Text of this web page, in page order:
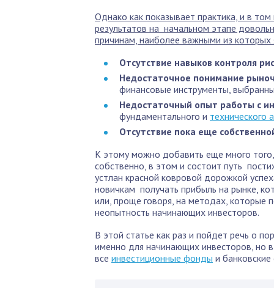
Однако как показывает практика, и в
результатов на начальном этапе
причинам, наиболее важными из которых
Отсутствие навыков контроля
Недостаточное понимание
финансовые инструменты,
Недостаточный опыт работы с
фундаментального и технического
Отсутствие пока еще
К этому можно добавить еще много
собственно, в этом и состоит путь
устлан красной ковровой дорожкой
новичкам получать прибыль на рынке,
или, проще говоря, на методах, которые
неопытность начинающих инвесторов.
В этой статье как раз и пойдет речь о
именно для начинающих инвесторов, но
все инвестиционные фонды и банковские